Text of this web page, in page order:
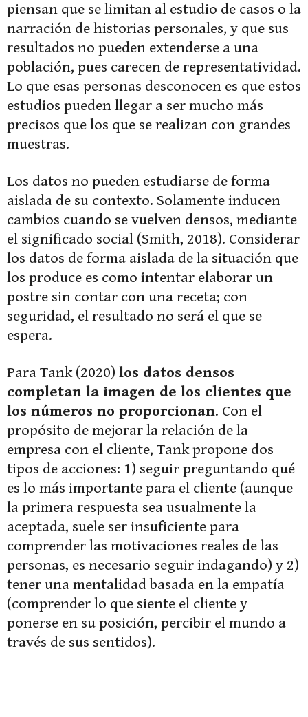
piensan que se limitan al estudio de casos o la
narración de historias personales, y que sus
resultados no pueden extenderse a una
población, pues carecen de representatividad.
Lo que esas personas desconocen es que estos
estudios pueden llegar a ser mucho más
precisos que los que se realizan con grandes
muestras.
Los datos no pueden estudiarse de forma
aislada de su contexto. Solamente inducen
cambios cuando se vuelven densos, mediante
el significado social (Smith, 2018). Considerar
los datos de forma aislada de la situación que
los produce es como intentar elaborar un
postre sin contar con una receta; con
seguridad, el resultado no será el que se
espera.
Para Tank (2020) los datos densos
completan la imagen de los clientes que
los números no proporcionan. Con el
propósito de mejorar la relación de la
empresa con el cliente, Tank propone dos
tipos de acciones: 1) seguir preguntando qué
es lo más importante para el cliente (aunque
la primera respuesta sea usualmente la
aceptada, suele ser insuficiente para
comprender las motivaciones reales de las
personas, es necesario seguir indagando) y 2)
tener una mentalidad basada en la empatía
(comprender lo que siente el cliente y
ponerse en su posición, percibir el mundo a
través de sus sentidos).